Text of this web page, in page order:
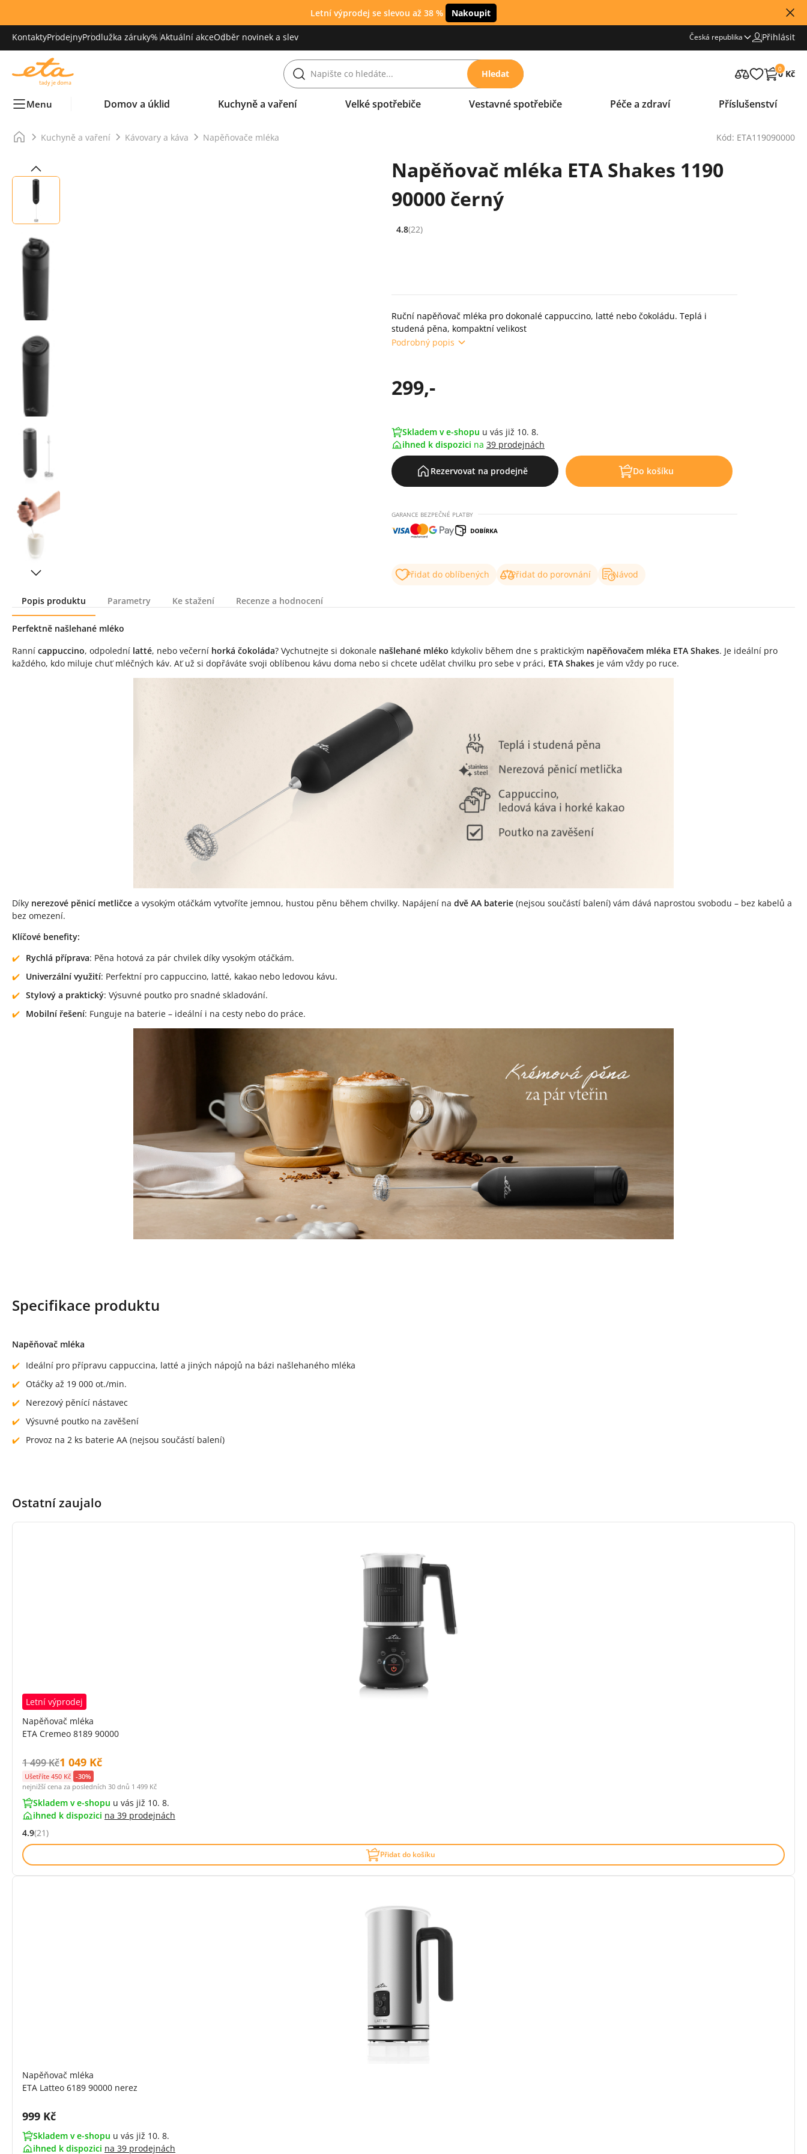
Letní výprodej se slevou až 38 % Nakoupit
KontaktyProdejnyProdlužka záruky% Aktuální akceOdběr novinek a slev Česká republika Přihlásit
Hledat 0
0 Kč
Menu Domov a úklid Kuchyně a vaření Velké spotřebiče Vestavné spotřebiče Péče a zdraví Příslušenství
Kuchyně a vaření Kávovary a káva Napěňovače mléka Kód: ETA119090000
Napěňovač mléka ETA Shakes 1190
90000 černý
Hodnocení: 4.8 z 5 (22 recenzí)
4.8(22)
Ruční napěňovač mléka pro dokonalé cappuccino, latté nebo čokoládu. Teplá i
studená pěna, kompaktní velikost
Podrobný popis
299,-
Skladem v e-shopu u vás již 10. 8.
ihned k dispozici na 39 prodejnách
Rezervovat na prodejně Do košíku
GARANCE BEZPEČNÉ PLATBY
Přidat do oblíbených Přidat do porovnání Návod
Popis produktu Parametry Ke stažení Recenze a hodnocení
Popis produktu
Perfektně našlehané mléko
Ranní cappuccino, odpolední latté, nebo večerní horká čokoláda? Vychutnejte si dokonale našlehané mléko kdykoliv během dne s praktickým napěňovačem mléka ETA Shakes. Je ideální pro
každého, kdo miluje chuť mléčných káv. Ať už si dopřáváte svoji oblíbenou kávu doma nebo si chcete udělat chvilku pro sebe v práci, ETA Shakes je vám vždy po ruce.
Díky nerezové pěnicí metličce a vysokým otáčkám vytvoříte jemnou, hustou pěnu během chvilky. Napájení na dvě AA baterie (nejsou součástí balení) vám dává naprostou svobodu – bez kabelů a
bez omezení.
Klíčové benefity:
Rychlá příprava: Pěna hotová za pár chvilek díky vysokým otáčkám.
Univerzální využití: Perfektní pro cappuccino, latté, kakao nebo ledovou kávu.
Stylový a praktický: Výsuvné poutko pro snadné skladování.
Mobilní řešení: Funguje na baterie – ideální i na cesty nebo do práce.
Specifikace produktu
Napěňovač mléka
Ideální pro přípravu cappuccina, latté a jiných nápojů na bázi našlehaného mléka
Otáčky až 19 000 ot./min.
Nerezový pěnící nástavec
Výsuvné poutko na zavěšení
Provoz na 2 ks baterie AA (nejsou součástí balení)
Ostatní zaujalo
Letní výprodej
Napěňovač mléka
ETA Cremeo 8189 90000
Původní cena s DPH:
1 499 KčCena s DPH:
1 049 Kč
Ušetříte 450 Kč -30%
nejnižší cena za posledních 30 dnů 1 499 Kč
Skladem v e-shopu u vás již 10. 8.
ihned k dispozici na 39 prodejnách
Hodnocení: 4.9 z 5 (21 recenzí)
4.9(21)
Přidat do košíku
Napěňovač mléka
ETA Latteo 6189 90000 nerez
Cena s DPH:
999 Kč
Skladem v e-shopu u vás již 10. 8.
ihned k dispozici na 39 prodejnách